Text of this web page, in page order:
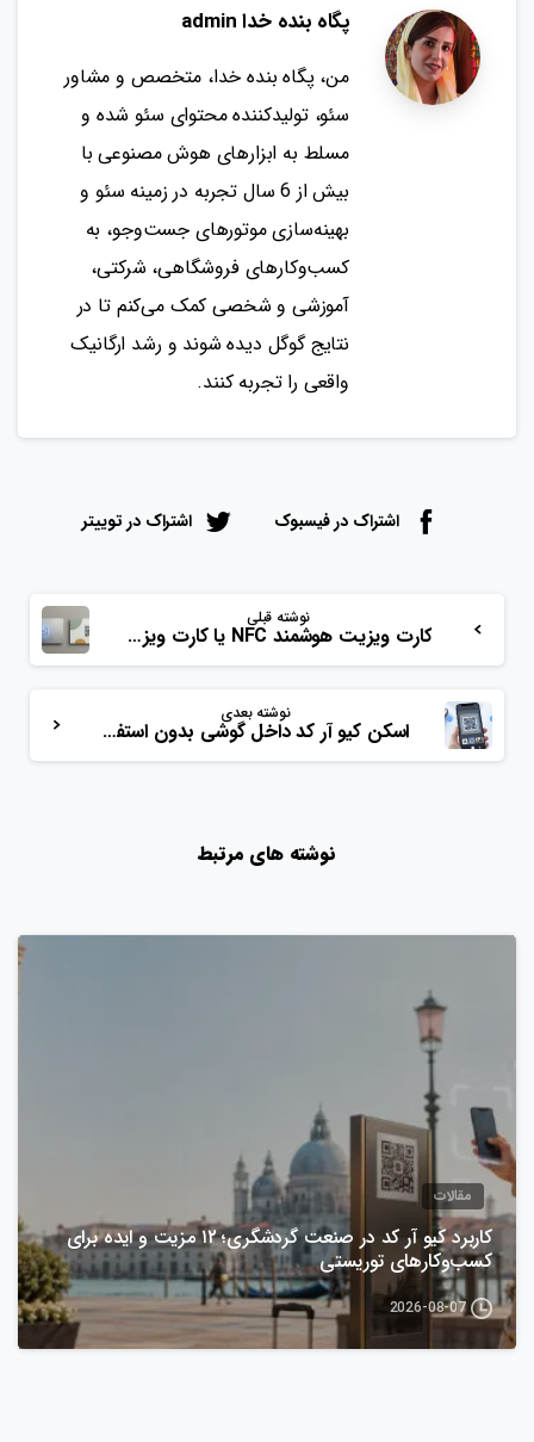
پگاه بنده خدا admin
من، پگاه بنده خدا، متخصص و مشاور
سئو، تولیدکننده محتوای سئو شده و
مسلط به ابزارهای هوش مصنوعی با
بیش از 6 سال تجربه در زمینه سئو و
بهینه‌سازی موتورهای جست‌وجو، به
کسب‌وکارهای فروشگاهی، شرکتی،
آموزشی و شخصی کمک می‌کنم تا در
نتایج گوگل دیده شوند و رشد ارگانیک
واقعی را تجربه کنند.
اشتراک در فیسبوک اشتراک در توییتر
نوشته قبلی
کارت ویزیت هوشمند NFC یا کارت ویزیت دیجیتال با کیو آر کد؟
نوشته بعدی
اسکن کیو آر کد داخل گوشی بدون استفاده از گوشی دیگر؛ راهنمای کامل برای اندروید، آیفون و کامپیوتر
نوشته های مرتبط
مقالات
کاربرد کیو آر کد در صنعت گردشگری؛ ۱۲ مزیت و ایده برای
کسب‌وکارهای توریستی
2026-08-07